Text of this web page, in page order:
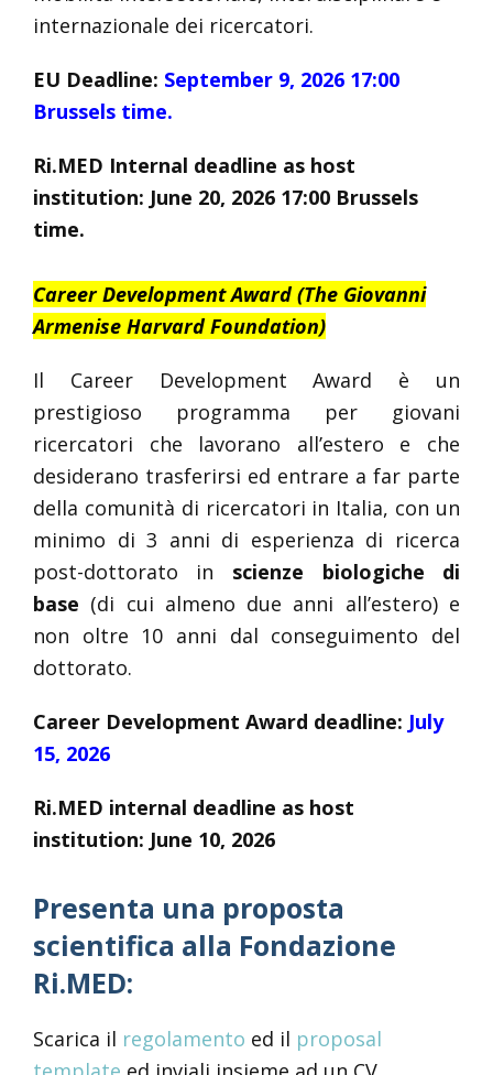
internazionale dei ricercatori.
EU Deadline: September 9, 2026 17:00
Brussels time.
Ri.MED Internal deadline as host
institution: June 20, 2026 17:00 Brussels
time.
Career Development Award (The Giovanni
Armenise Harvard Foundation)
Il Career Development Award è un
prestigioso programma per giovani
ricercatori che lavorano all’estero e che
desiderano trasferirsi ed entrare a far parte
della comunità di ricercatori in Italia, con un
minimo di 3 anni di esperienza di ricerca
post-dottorato in scienze biologiche di
base (di cui almeno due anni all’estero) e
non oltre 10 anni dal conseguimento del
dottorato.
Career Development Award deadline: July
15, 2026
Ri.MED internal deadline as host
institution: June 10, 2026
Presenta una proposta
scientifica alla Fondazione
Ri.MED:
Scarica il regolamento ed il proposal